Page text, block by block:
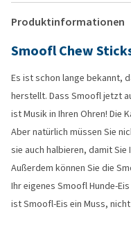
Produktinformationen
Smoofl Chew
Es ist schon lange bekannt,
herstellt. Dass Smoofl jetzt
ist Musik in Ihren Ohren! Die
Aber natürlich müssen Sie
sie auch halbieren, damit
Außerdem können Sie die
Ihr eigenes Smoofl Hunde-
ist Smoofl-Eis ein Muss,